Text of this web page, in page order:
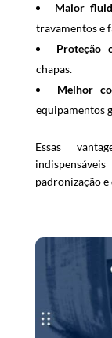
Maior
travamentos e
Proteção
chapas.
Melhor
equipamentos
Essas
padronização